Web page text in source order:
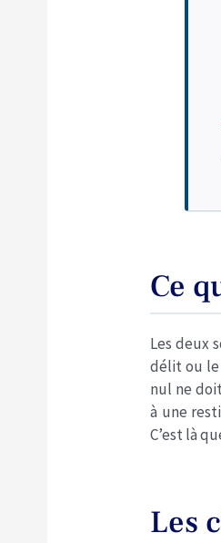
Ce
Les deux
délit ou le
nul ne
à une
C’est là
Les